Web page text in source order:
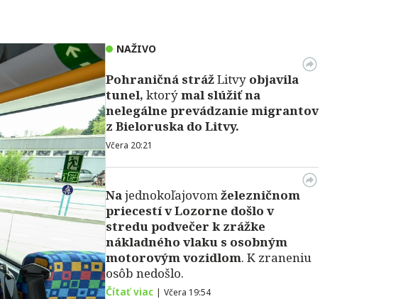
NAŽIVO
Pohraničná strážLitvy objavila
tunel, ktorýmal slúžiť na
nelegálne prevádzanie migrantov
z Bieloruska do Litvy.
Včera 20:21
Najednokoľajovomželezničnom
priecestí v Lozorne došlo v
stredu podvečer k zrážke
nákladného vlaku s osobným
motorovým vozidlom. K zraneniu
osôb nedošlo.
Čítať viac | Včera 19:54